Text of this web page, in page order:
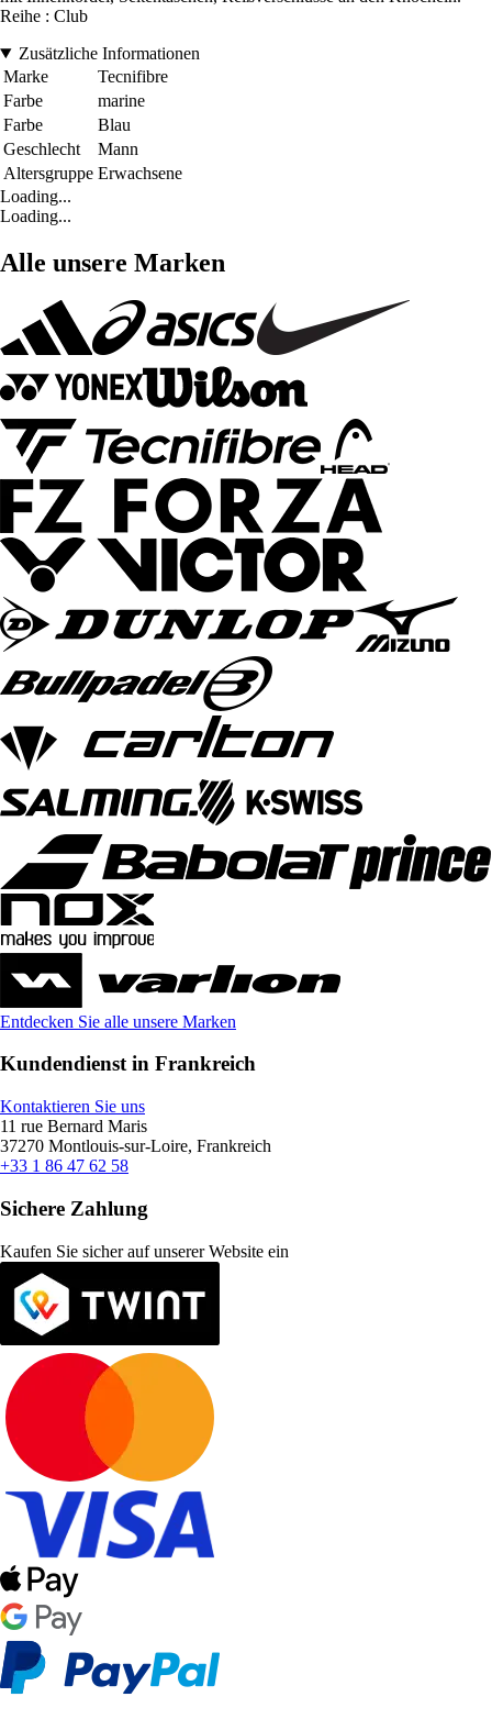
Reihe : Club
Zusätzliche Informationen
Marke
Tecnifibre
Farbe
marine
Farbe
Blau
Geschlecht
Mann
Altersgruppe Erwachsene
Loading...
Loading...
Alle unsere Marken
Entdecken Sie alle unsere Marken
Kundendienst in Frankreich
Kontaktieren Sie uns
11 rue Bernard Maris
37270 Montlouis-sur-Loire, Frankreich
+33 1 86 47 62 58
Sichere Zahlung
Kaufen Sie sicher auf unserer Website ein